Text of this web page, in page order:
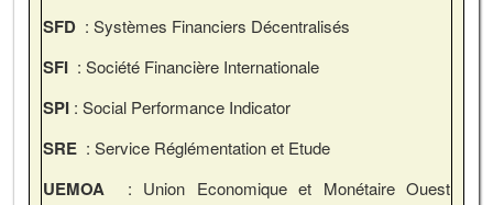
SFD: Systèmes Financiers Décentralisés
SFI : Société Financière Internationale
SPI: Social Performance Indicator
SRE: Service Réglémentation et Etude
UEMOA : Union Economique et Monétaire Ouest